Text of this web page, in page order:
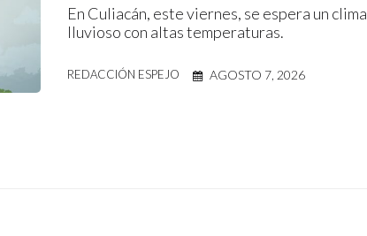
En Culiacán, este viernes, se espera un clima
lluvioso con altas temperaturas.
REDACCIÓN ESPEJO AGOSTO 7, 2026